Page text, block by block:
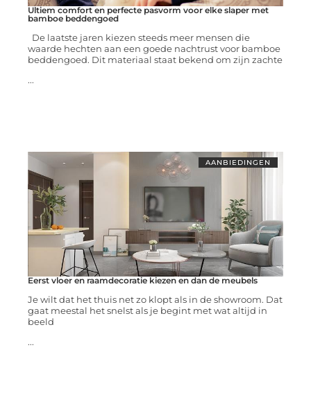
Ultiem comfort en perfecte pasvorm voor elke slaper met
bamboe beddengoed
De laatste jaren kiezen steeds meer mensen die
waarde hechten aan een goede nachtrust voor bamboe
beddengoed. Dit materiaal staat bekend om zijn zachte
...
AANBIEDINGEN
Eerst vloer en raamdecoratie kiezen en dan de meubels
Je wilt dat het thuis net zo klopt als in de showroom. Dat
gaat meestal het snelst als je begint met wat altijd in
beeld
...